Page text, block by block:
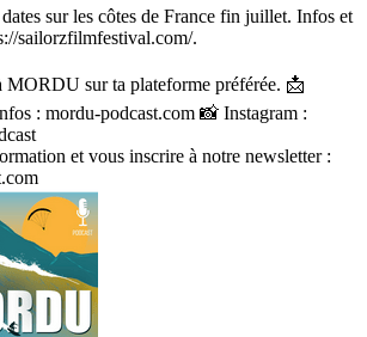
sur les côtes de France fin juillet. Infos et
sailorzfilmfestival.com/.
MORDU sur ta plateforme préférée. 📩
: mordu-podcast.com 📸 Instagram :
et vous inscrire à notre newsletter :